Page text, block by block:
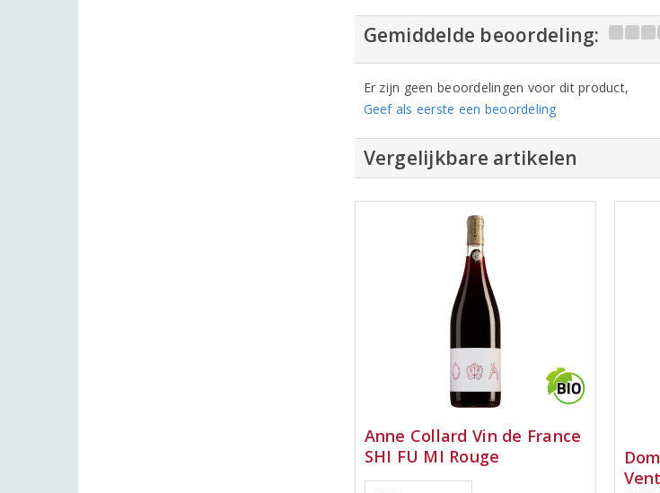
Gemiddelde beoordeling:
Er zijn geen beoordelingen voor dit product,
Geef als eerste een beoordeling
Vergelijkbare artikelen
Anne Collard Vin de France
SHI FU MI Rouge